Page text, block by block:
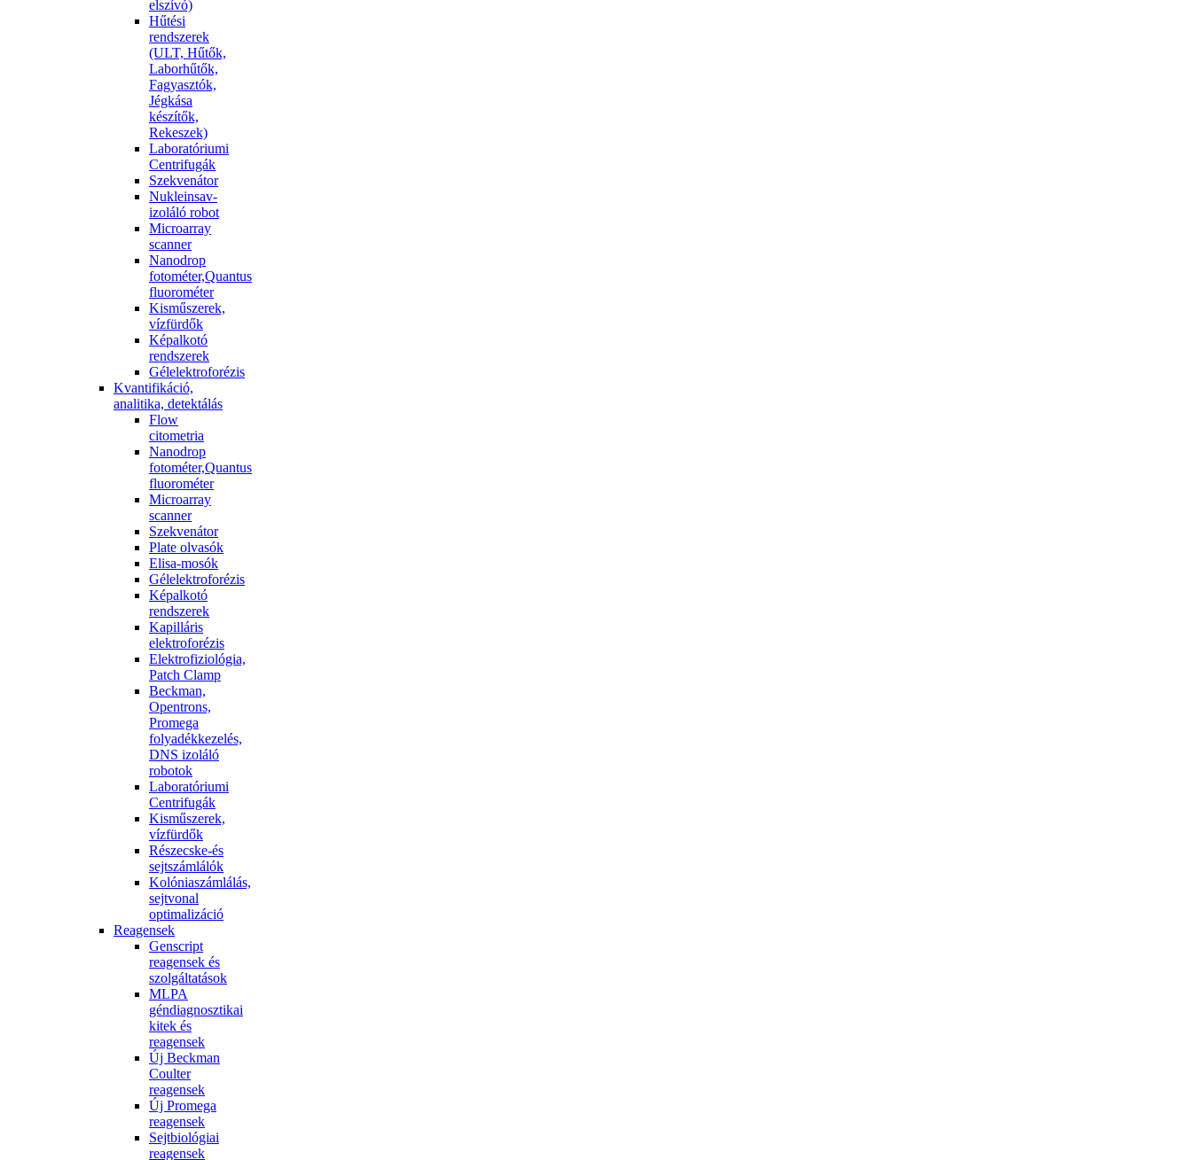
elszívó)
Hűtési
rendszerek
(ULT, Hűtők,
Laborhűtők,
Fagyasztók,
Jégkása
készítők,
Rekeszek)
Laboratóriumi
Centrifugák
Szekvenátor
Nukleinsav-
izoláló robot
Microarray
scanner
Nanodrop
fotométer,Quantus
fluorométer
Kisműszerek,
vízfürdők
Képalkotó
rendszerek
Gélelektroforézis
Kvantifikáció,
analitika, detektálás
Flow
citometria
Nanodrop
fotométer,Quantus
fluorométer
Microarray
scanner
Szekvenátor
Plate olvasók
Elisa-mosók
Gélelektroforézis
Képalkotó
rendszerek
Kapilláris
elektroforézis
Elektrofiziológia,
Patch Clamp
Beckman,
Opentrons,
Promega
folyadékkezelés,
DNS izoláló
robotok
Laboratóriumi
Centrifugák
Kisműszerek,
vízfürdők
Részecske-és
sejtszámlálók
Kolóniaszámlálás,
sejtvonal
optimalizáció
Reagensek
Genscript
reagensek és
szolgáltatások
MLPA
géndiagnosztikai
kitek és
reagensek
Új Beckman
Coulter
reagensek
Új Promega
reagensek
Sejtbiológiai
reagensek